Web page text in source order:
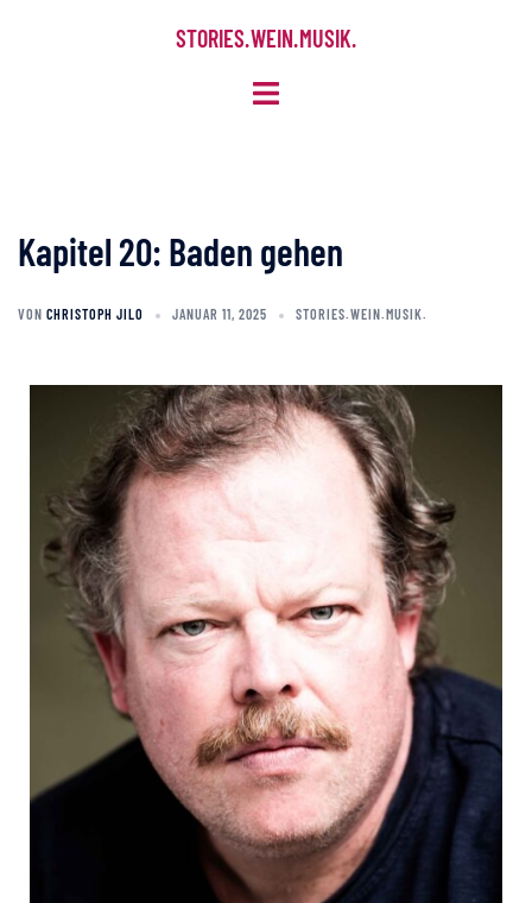
STORIES. WEIN. MUSIK.
Kapitel 20: Baden gehen
VON CHRISTOPH JILO JANUAR 11, 2025 STORIES.WEIN.MUSIK.